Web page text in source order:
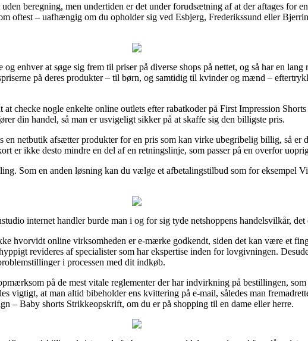
beregning, men undertiden er det under forudsætning af at der aftages for
oftest – uafhængig om du opholder sig ved Esbjerg, Frederikssund eller
enhver at søge sig frem til priser på diverse shops på nettet, og så har en
på deres produkter – til børn, og samtidig til kvinder og mænd –
checke nogle enkelte online outlets efter rabatkoder på First Impression
din handel, så man er usvigeligt sikker på at skaffe sig den billigste pris.
en netbutik afsætter produkter for en pris som kan virke ubegribelig billig, så er
er ikke desto mindre en del af en retningslinje, som passer på en overfor
Som en anden løsning kan du vælge et afbetalingstilbud som for eksempel
internet handler burde man i og for sig tyde netshoppens handelsvilkår,
hvorvidt online virksomheden er e-mærke godkendt, siden det kan være et
revideres af specialister som har ekspertise inden for lovgivningen.
i processen med dit indkøb.
på de mest vitale reglementer der har indvirkning på bestillingen,
vigtigt, at man altid bibeholder ens kvittering på e-mail, således man
– Baby shorts Strikkeopskrift, om du er på shopping til en dame eller herre.